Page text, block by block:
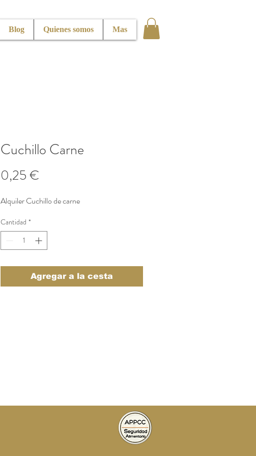
Blog Quienes somos Mas
Cuchillo Carne
0,25 €
Alquiler Cuchillo de carne
Cantidad *
Agregar a la cesta